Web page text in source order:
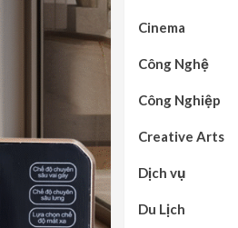
Cinema
Công Nghệ
Công Nghiệp
Creative Arts
Dịch vụ
Du Lịch